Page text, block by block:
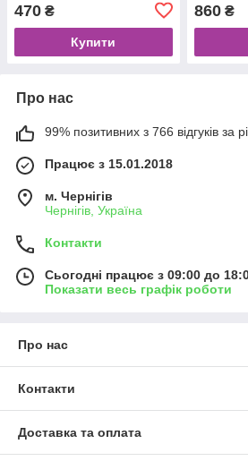
470 ₴
Купити
860₴
Про нас
99% позитивних з 766 відгуків за
Працює з 15.01.2018
м. Чернігів
Чернігів, Україна
Контакти
Сьогодні працює з 09:00 до
Показати весь графік роботи
Про нас
Контакти
Доставка та оплата